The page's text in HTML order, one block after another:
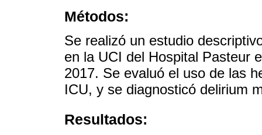
Métodos:
Se realizó un estudio
en la UCI del Hospital Pasteur
2017. Se evaluó el uso de las
ICU, y se diagnosticó delirium
Resultados: